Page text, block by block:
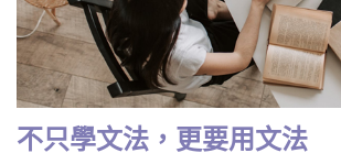
不只學文法，更要用文法